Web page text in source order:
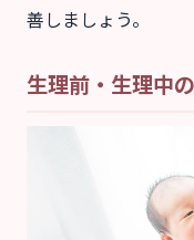
善しましょう。
生理前・生理中